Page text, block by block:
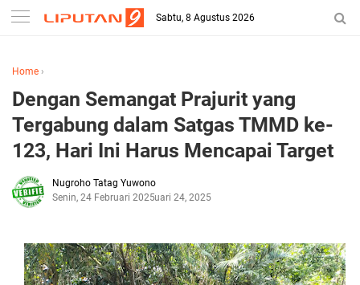
Sabtu, 8 Agustus 2026
Home ›
Dengan Semangat Prajurit yang
Tergabung dalam Satgas TMMD ke-
123, Hari Ini Harus Mencapai Target
Nugroho Tatag Yuwono
Senin, 24 Februari 2025Februari 24, 2025